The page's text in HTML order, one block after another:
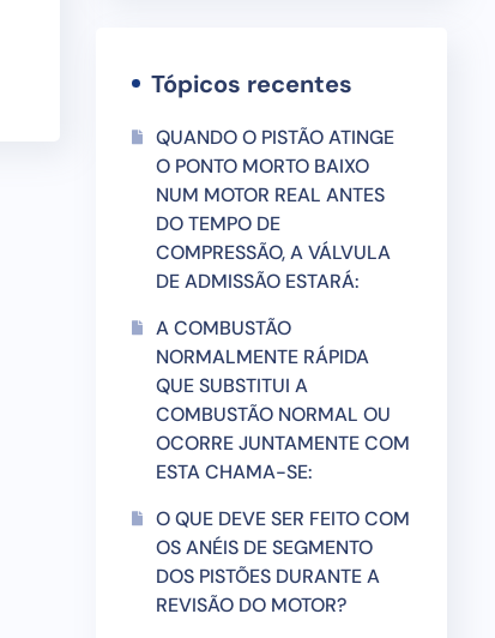
Tópicos recentes
QUANDO O PISTÃO ATINGE
O PONTO MORTO BAIXO
NUM MOTOR REAL ANTES
DO TEMPO DE
COMPRESSÃO, A VÁLVULA
DE ADMISSÃO ESTARÁ:
A COMBUSTÃO
NORMALMENTE RÁPIDA
QUE SUBSTITUI A
COMBUSTÃO NORMAL OU
OCORRE JUNTAMENTE COM
ESTA CHAMA-SE:
O QUE DEVE SER FEITO COM
OS ANÉIS DE SEGMENTO
DOS PISTÕES DURANTE A
REVISÃO DO MOTOR?